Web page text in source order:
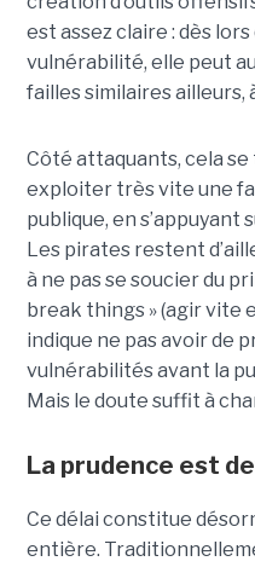
est assez claire : dès
vulnérabilité, elle peut
failles similaires ailleurs,
Côté attaquants, cela
exploiter très vite une
publique, en s’appuyant
Les pirates restent
à ne pas se soucier du
break things » (agir vite
indique ne pas avoir de
vulnérabilités avant la
Mais le doute suffit à
La prudence est
Ce délai constitue
entière.